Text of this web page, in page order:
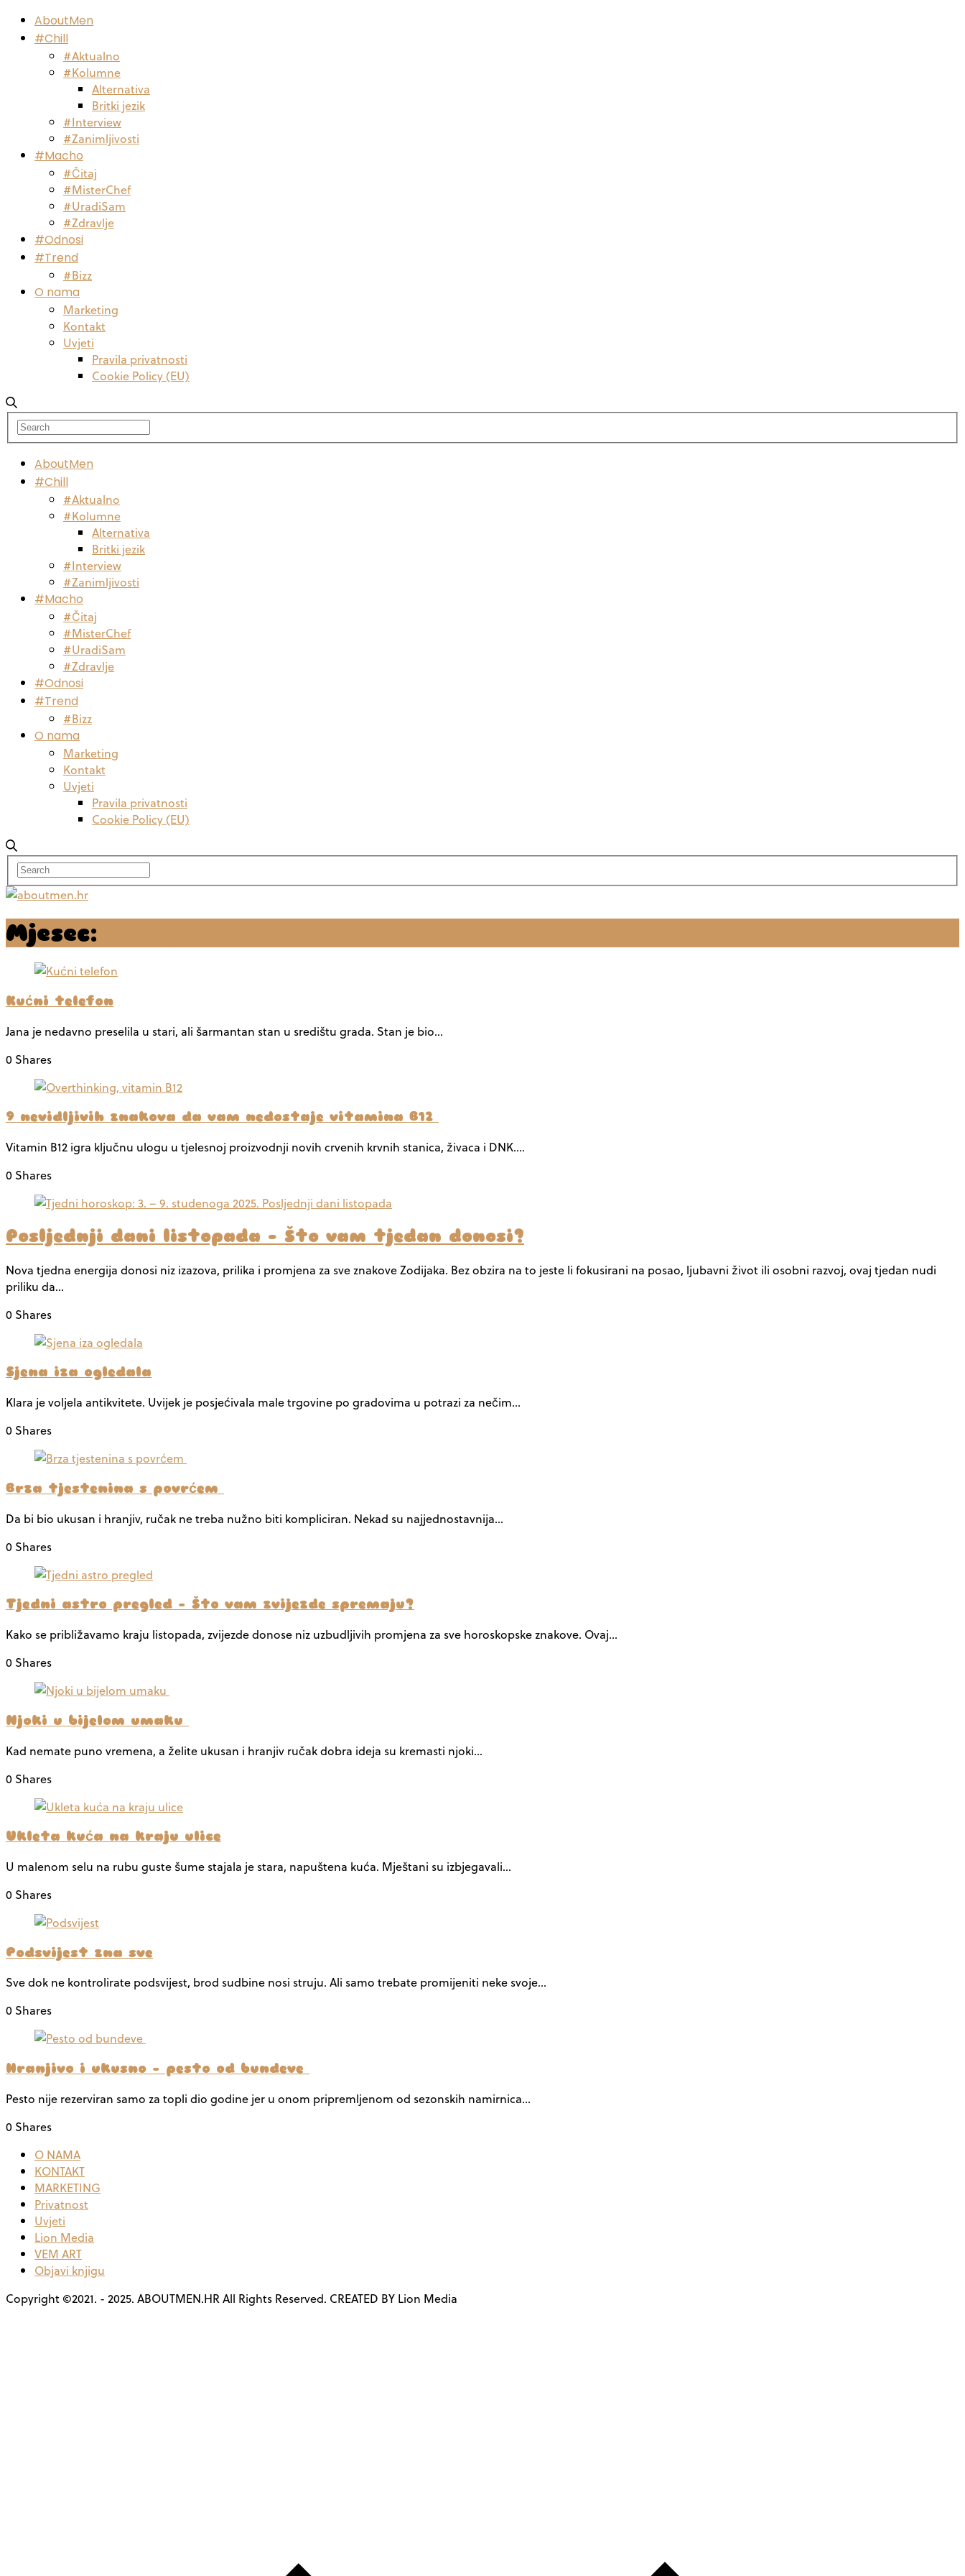
AboutMen
#Chill
#Aktualno
#Kolumne
Alternativa
Britki jezik
#Interview
#Zanimljivosti
#Macho
#Čitaj
#MisterChef
#UradiSam
#Zdravlje
#Odnosi
#Trend
#Bizz
O nama
Marketing
Kontakt
Uvjeti
Pravila privatnosti
Cookie Policy (EU)
AboutMen
#Chill
#Aktualno
#Kolumne
Alternativa
Britki jezik
#Interview
#Zanimljivosti
#Macho
#Čitaj
#MisterChef
#UradiSam
#Zdravlje
#Odnosi
#Trend
#Bizz
O nama
Marketing
Kontakt
Uvjeti
Pravila privatnosti
Cookie Policy (EU)
Mjesec:
Kućni telefon
Jana je nedavno preselila u stari, ali šarmantan stan u središtu grada. Stan je bio…
0 Shares
9 nevidljivih znakova da vam nedostaje vitamina B12
Vitamin B12 igra ključnu ulogu u tjelesnoj proizvodnji novih crvenih krvnih stanica, živaca i DNK.…
0 Shares
Posljednji dani listopada – Što vam tjedan donosi?
Nova tjedna energija donosi niz izazova, prilika i promjena za sve znakove Zodijaka. Bez obzira na to jeste li fokusirani na posao, ljubavni život ili osobni razvoj, ovaj tjedan nudi
priliku da…
0 Shares
Sjena iza ogledala
Klara je voljela antikvitete. Uvijek je posjećivala male trgovine po gradovima u potrazi za nečim…
0 Shares
Brza tjestenina s povrćem
Da bi bio ukusan i hranjiv, ručak ne treba nužno biti kompliciran. Nekad su najjednostavnija…
0 Shares
Tjedni astro pregled – Što vam zvijezde spremaju?
Kako se približavamo kraju listopada, zvijezde donose niz uzbudljivih promjena za sve horoskopske znakove. Ovaj…
0 Shares
Njoki u bijelom umaku
Kad nemate puno vremena, a želite ukusan i hranjiv ručak dobra ideja su kremasti njoki…
0 Shares
Ukleta kuća na kraju ulice
U malenom selu na rubu guste šume stajala je stara, napuštena kuća. Mještani su izbjegavali…
0 Shares
Podsvijest zna sve
Sve dok ne kontrolirate podsvijest, brod sudbine nosi struju. Ali samo trebate promijeniti neke svoje…
0 Shares
Hranjivo i ukusno – pesto od bundeve
Pesto nije rezerviran samo za topli dio godine jer u onom pripremljenom od sezonskih namirnica…
0 Shares
O NAMA
KONTAKT
MARKETING
Privatnost
Uvjeti
Lion Media
VEM ART
Objavi knjigu
Copyright ©2021. - 2025. ABOUTMEN.HR All Rights Reserved. CREATED BY Lion Media